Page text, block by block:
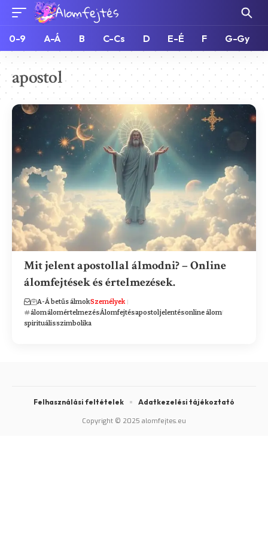
0-9 A-Á B C-Cs D E-É F G-Gy
apostol
Mit jelent apostollal álmodni? – Online
álomfejtések és értelmezések.
A-Á betűs álmokSzemélyek
álomálomértelmezésÁlomfejtésapostoljelentésonline álom
spirituálisszimbolika
Copyright © 2025 alomfejtes.eu
Felhasználási feltételek Adatkezelési tájékoztató